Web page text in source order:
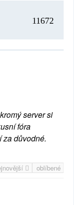
11672
server si
fóra
za důvodné.
oblíbené